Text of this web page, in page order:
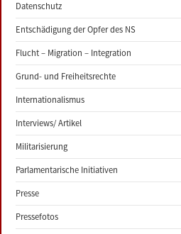
Datenschutz
Entschädigung der Opfer des NS
Flucht – Migration – Integration
Grund- und Freiheitsrechte
Internationalismus
Interviews/ Artikel
Militarisierung
Parlamentarische Initiativen
Presse
Pressefotos